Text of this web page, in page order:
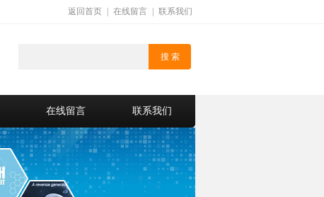
返回首页 在线留言 联系我们
在线留言 联系我们